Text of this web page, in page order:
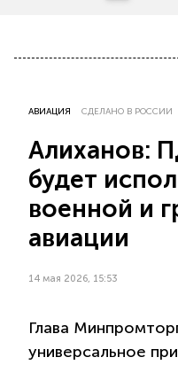
АВИАЦИЯ СДЕЛАНО В РОССИИ
Алиханов:
будет
военной и
авиации
14 мая 2026, 15:53
Глава
универсальное